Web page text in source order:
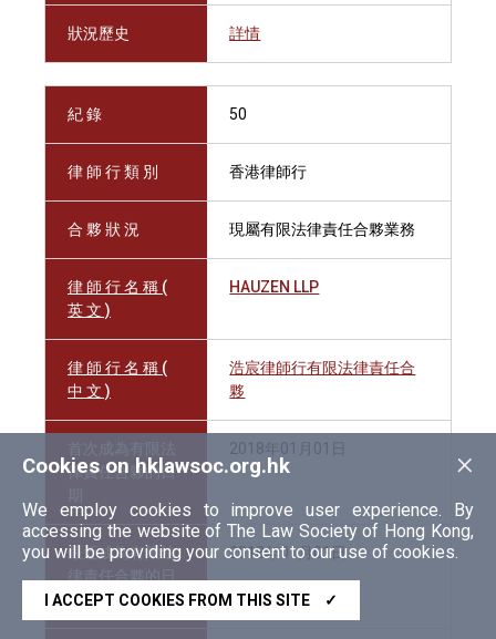
狀況歷史 詳情
紀 錄 50
律 師 行 類 別 香港律師行
合 夥 狀 況 現屬有限法律責任合夥業務
律 師 行 名 稱 (
英 文 )
HAUZEN LLP
律 師 行 名 稱 (
中 文 )
浩宸律師行有限法律責任合
夥
律責任合夥的日
2018年01月01日
最近成為有限法
期
2018年01月01日
×
Cookies on hklawsoc.org.hk
We employ cookies to improve user experience. By
accessing the website of The Law Society of Hong Kong,
you will be providing your consent to our use of cookies.
I ACCEPT COOKIES FROM THIS SITE ✓